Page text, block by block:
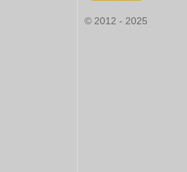
© 2012 - 2025